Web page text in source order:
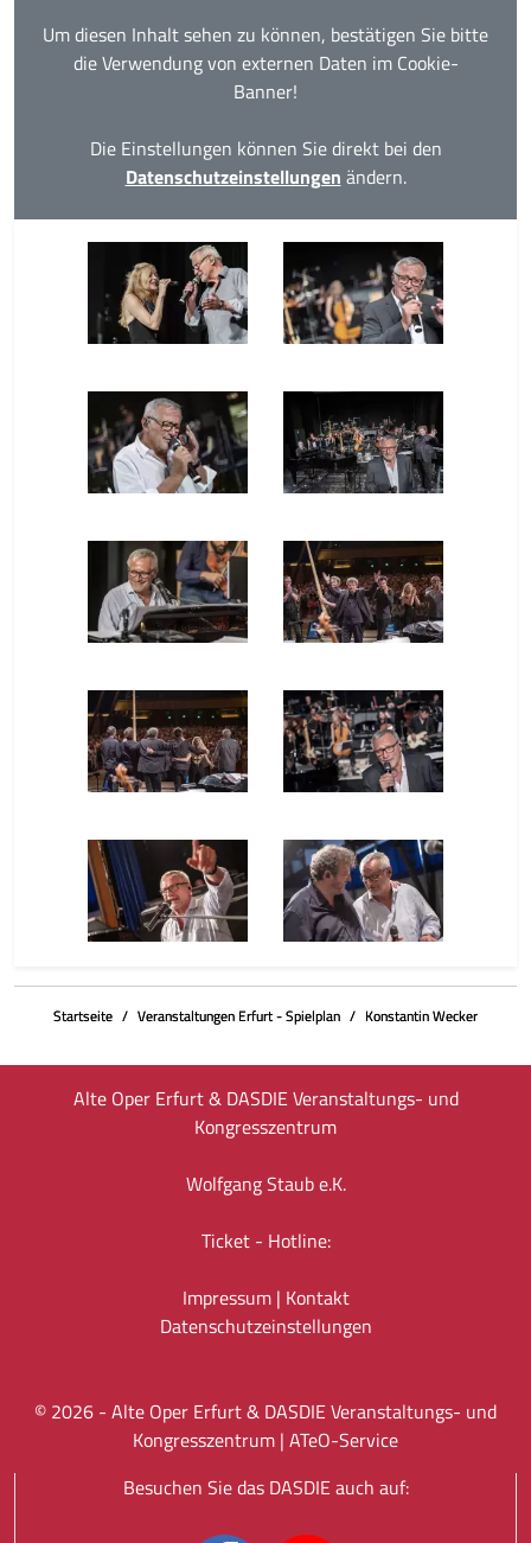
Um diesen Inhalt sehen zu können, bestätigen Sie bitte
die Verwendung von externen Daten im Cookie-
Banner!
Die Einstellungen können Sie direkt bei den
Datenschutzeinstellungen ändern.
die Bayerische
Philharmonie -
Weltenbrand ©Thomas
Karsten (© Thomas
Karsten)
die Bayerische
Philharmonie -
Weltenbrand ©Thomas
Karsten (© Thomas
Karsten)
die Bayerische
Philharmonie -
Weltenbrand ©Thomas
Karsten (© Thomas
Karsten)
die Bayerische
Philharmonie -
Weltenbrand ©Thomas
Karsten (© Thomas
Karsten)
die Bayerische
Philharmonie -
Weltenbrand ©Thomas
Karsten (© Thomas
Karsten)
die Bayerische
Philharmonie -
Weltenbrand ©Thomas
Karsten (© Thomas
Karsten)
die Bayerische
Philharmonie -
Weltenbrand ©Thomas
Karsten (© Thomas
Karsten)
die Bayerische
Philharmonie -
Weltenbrand ©Thomas
Karsten (© Thomas
Karsten)
Konstantin Wecker &
Philharmonie -
Karsten (© Thomas
Karsten)
Konstantin Wecker &
Philharmonie -
Karsten (© Thomas
Karsten)
Startseite Veranstaltungen Erfurt - Spielplan Konstantin Wecker
Alte Oper Erfurt & DASDIE Veranstaltungs- und
Kongresszentrum
Wolfgang Staub e.K.
Ticket - Hotline:
Impressum| Kontakt
Datenschutz­einstellungen
© 2026 - Alte Oper Erfurt & DASDIE Veranstaltungs- und
Kongresszentrum | ATeO-Service
Besuchen Sie das DASDIE auch auf: